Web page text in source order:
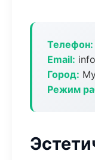
Телефон:
Email:
Город:
Режим